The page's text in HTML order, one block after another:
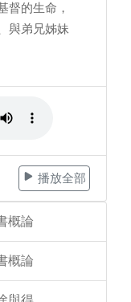
督的生命，
與弟兄姊妹
播放全部
概論
概論